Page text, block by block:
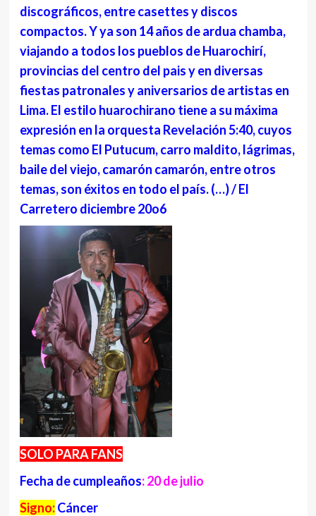
discográficos, entre casettes y discos
compactos. Y ya son 14 años de ardua chamba,
viajando a todos los pueblos de Huarochirí,
provincias del centro del pais y en diversas
fiestas patronales y aniversarios de artistas en
Lima. El estilo huarochirano tiene a su máxima
expresión en la orquesta Revelación 5:40, cuyos
temas como El Putucum, carro maldito, lágrimas,
baile del viejo, camarón camarón, entre otros
temas, son éxitos en todo el país. (…) / El
Carretero diciembre 20o6
SOLO PARA FANS
Fecha de cumpleaños: 20 de julio
Signo:Cáncer